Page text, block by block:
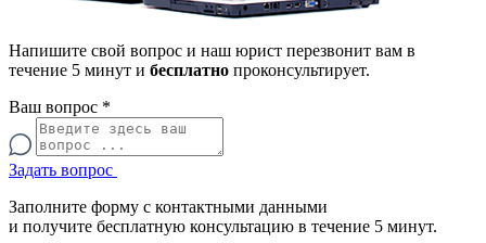
Напишите свой вопрос и наш юрист перезвонит вам в
течение 5 минут и бесплатно проконсультирует.
Ваш вопрос *
Задать вопрос
Заполните форму с контактными данными
и получите бесплатную консультацию в течение 5 минут.